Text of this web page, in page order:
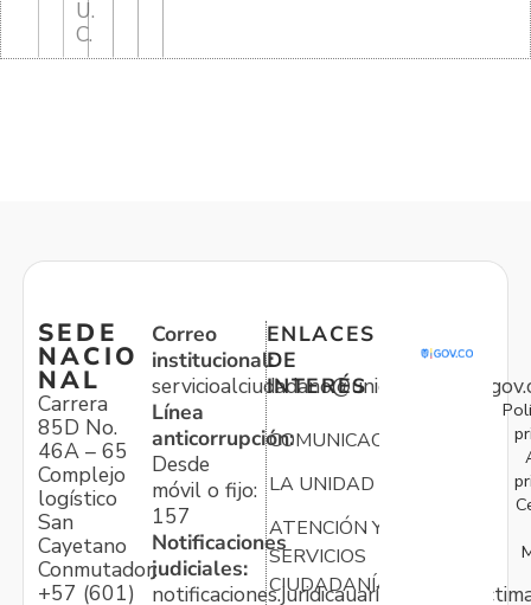
U.
C.
SEDE
NACIO
NAL
Carrera
85D No.
46A – 65
Complejo
logístico
San
Cayetano
Conmutador:
+57 (601)
Correo
institucional:
Línea
anticorrupción:
Desde
móvil o fijo:
157
Notificaciones
judiciales:
ENLACES
DE
INTERÉS
COMUNICACIONES
LA UNIDAD
ATENCIÓN Y
SERVICIOS
CIUDADANÍA